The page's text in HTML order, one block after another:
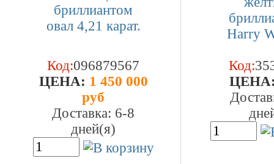
Код:096879567
ЦEHA: 1 450 000
руб
Доставка: 6-8
дней(я)
Код: